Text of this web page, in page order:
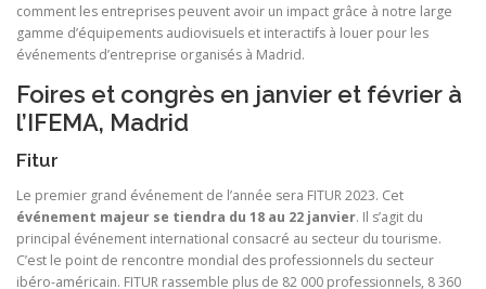
comment les entreprises peuvent avoir un impact grâce à notre large
gamme d’équipements audiovisuels et interactifs à louer pour les
événements d’entreprise organisés à Madrid.
Foires et congrès en janvier et février à
l’IFEMA, Madrid
Fitur
Le premier grand événement de l’année sera FITUR 2023. Cet
événement majeur se tiendra du 18 au 22 janvier. Il s’agit du
principal événement international consacré au secteur du tourisme.
C’est le point de rencontre mondial des professionnels du secteur
ibéro-américain. FITUR rassemble plus de 82 000 professionnels, 8 360